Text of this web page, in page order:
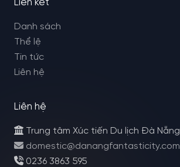
Liên kết
Danh sách
Thể lệ
Tin tức
Liên hệ
Liên hệ
Trung tâm Xúc tiến Du lịch Đà Nẵng
domestic@danangfantasticity.com
0236 3863 595